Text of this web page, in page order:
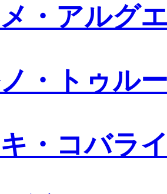
・アルグ
・トゥル
・コバラ